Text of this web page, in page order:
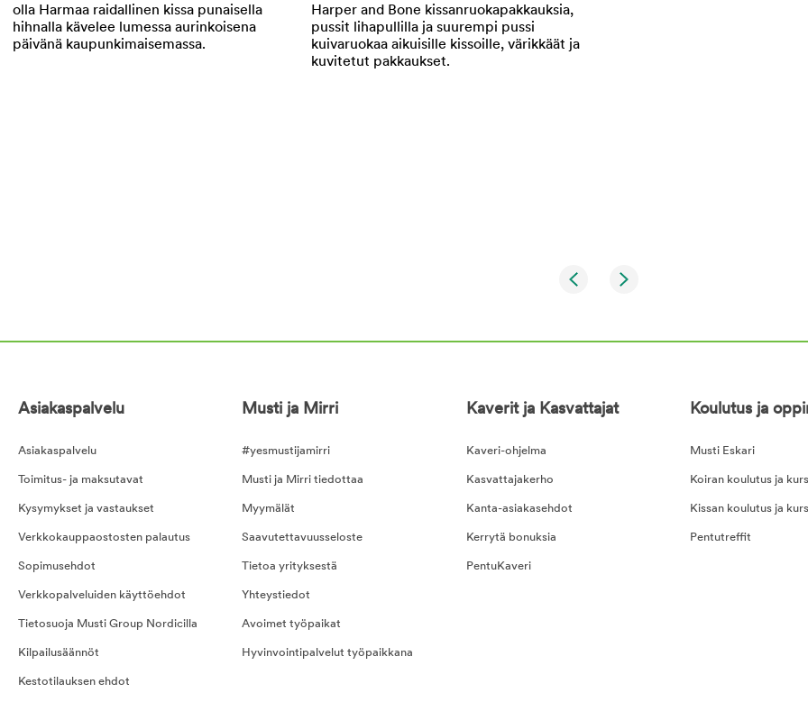
Asiakaspalvelu
Asiakaspalvelu
Toimitus- ja maksutavat
Kysymykset ja vastaukset
Verkkokauppaostosten palautus
Sopimusehdot
Verkkopalveluiden käyttöehdot
Tietosuoja Musti Group Nordicilla
Kilpailusäännöt
Kestotilauksen ehdot
Musti ja Mirri
#yesmustijamirri
Musti ja Mirri tiedottaa
Myymälät
Saavutettavuusseloste
Tietoa yrityksestä
Yhteystiedot
Avoimet työpaikat
Hyvinvointipalvelut työpaikkana
Kaverit ja Kasvattajat
Kaveri-ohjelma
Kasvattajakerho
Kanta-asiakasehdot
Kerrytä bonuksia
PentuKaveri
Koulutus ja
Musti Eskari
Koiran koulutus ja
Kissan koulutus ja
Pentutreffit